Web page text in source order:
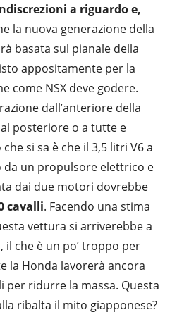
a riguardo e,
la nuova generazione della
basata sul pianale della
appositamente per la
come NSX deve godere.
dall’anteriore della
posteriore o a tutte e
si sa è che il 3,5 litri V6 a
da un propulsore elettrico e
dai due motori dovrebbe
cavalli. Facendo una stima
vettura si arriverebbe a
il che è un po’ troppo per
la Honda lavorerà ancora
per ridurre la massa. Questa
ribalta il mito giapponese?